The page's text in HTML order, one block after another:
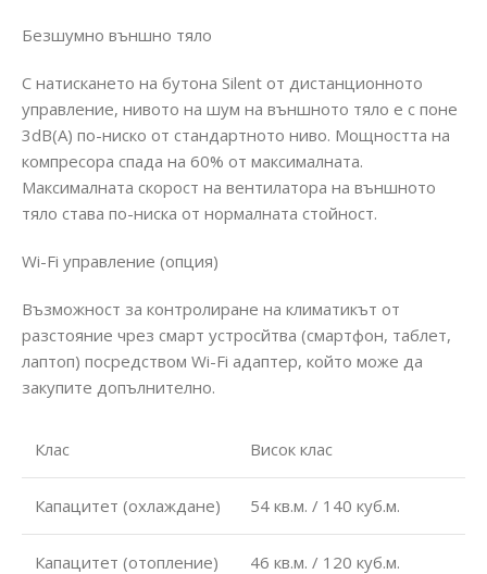
Безшумно външно тяло
С натискането на бутона Silent от дистанционното
управление, нивото на шум на външното тяло е с поне
3dB(A) по-ниско от стандартното ниво. Мощността на
компресора спада на 60% от максималната.
Максималната скорост на вентилатора на външното
тяло става по-ниска от нормалната стойност.
Wi-Fi управление (опция)
Възможност за контролиране на климатикът от
разстояние чрез смарт устросйтва (смартфон, таблет,
лаптоп) посредством Wi-Fi адаптер, който може да
закупите допълнително.
Клас Висок клас
Капацитет (охлаждане) 54 кв.м. / 140 куб.м.
Капацитет (отопление) 46 кв.м. / 120 куб.м.